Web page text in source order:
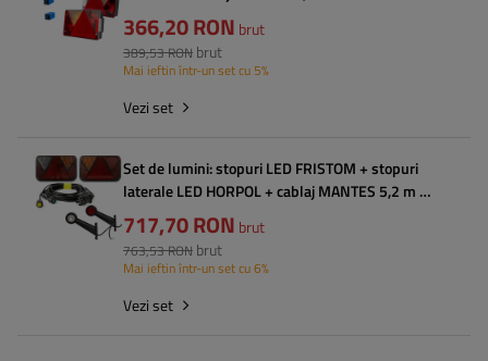
conectori rapizi
366,20 RON brut
389,53 RON brut
Mai ieftin într-un set cu 5%
Vezi set
Set de lumini: stopuri LED FRISTOM + stopuri
laterale LED HORPOL + cablaj MANTES 5,2 m cu
7 pini
717,70 RON brut
763,53 RON brut
Mai ieftin într-un set cu 6%
Vezi set